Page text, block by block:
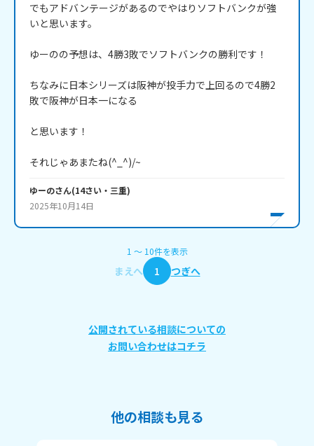
でもアドバンテージがあるのでやはりソフトバンクが強
いと思います。
ゆーのの予想は、4勝3敗でソフトバンクの勝利です！
ちなみに日本シリーズは阪神が投手力で上回るので4勝2
敗で阪神が日本一になる
と思います！
それじゃあまたね(^_^)/~
ゆーのさん(14さい・ 三重)
2025年10月14日
1 〜 10件を表示
まえへ 1 つぎへ
公開されている相談についての
お問い合わせはコチラ
他の相談も見る